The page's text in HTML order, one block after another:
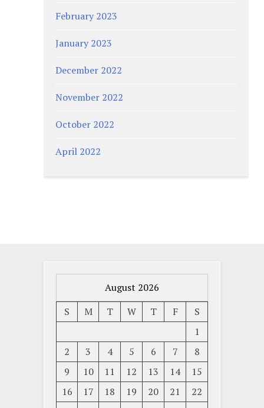
February 2023
January 2023
December 2022
November 2022
October 2022
April 2022
August 2026
S
M T W T F
S
1
2
3 4 5 6 7
8
9
10 11 12 13 14
15
16
17 18 19 20 21
22